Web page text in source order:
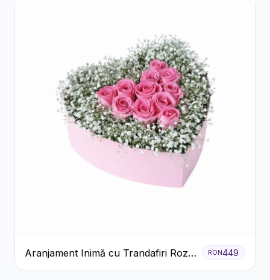
Aranjament Inimă cu Trandafiri Roz
și Gypsophila Albă
RON 449